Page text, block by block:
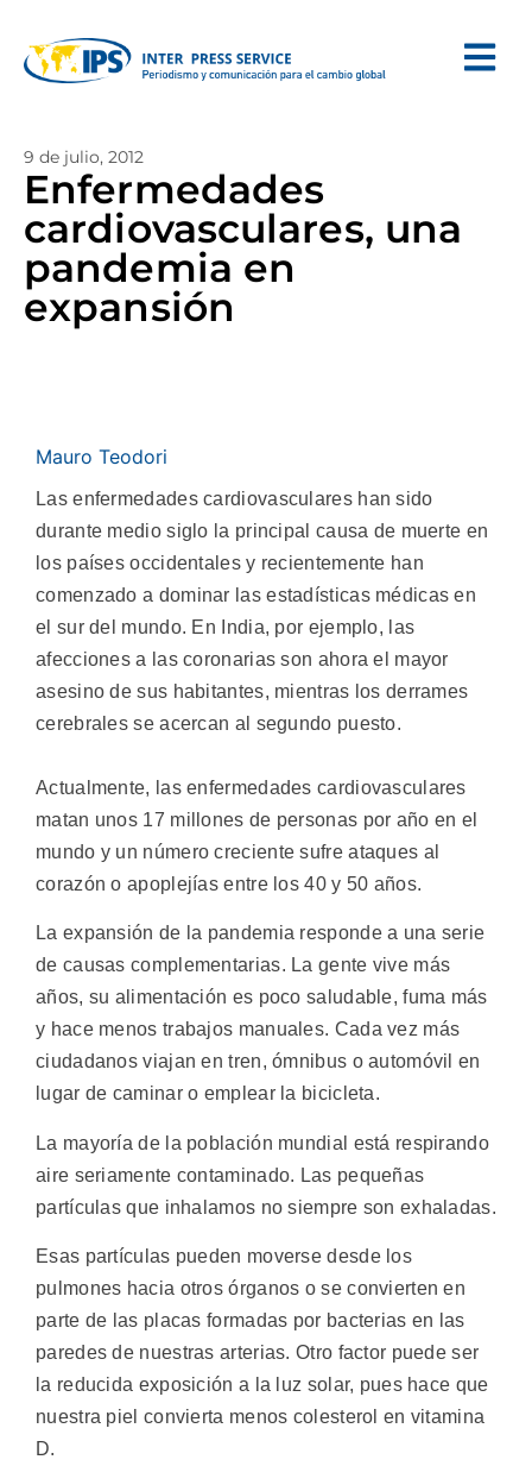
9 de julio, 2012
Enfermedades
cardiovasculares, una
pandemia en
expansión
Mauro Teodori
Las enfermedades cardiovasculares han sido
durante medio siglo la principal causa de muerte en
los países occidentales y recientemente han
comenzado a dominar las estadísticas médicas en
el sur del mundo. En India, por ejemplo, las
afecciones a las coronarias son ahora el mayor
asesino de sus habitantes, mientras los derrames
cerebrales se acercan al segundo puesto.
Actualmente, las enfermedades cardiovasculares
matan unos 17 millones de personas por año en el
mundo y un número creciente sufre ataques al
corazón o apoplejías entre los 40 y 50 años.
La expansión de la pandemia responde a una serie
de causas complementarias. La gente vive más
años, su alimentación es poco saludable, fuma más
y hace menos trabajos manuales. Cada vez más
ciudadanos viajan en tren, ómnibus o automóvil en
lugar de caminar o emplear la bicicleta.
La mayoría de la población mundial está respirando
aire seriamente contaminado. Las pequeñas
partículas que inhalamos no siempre son exhaladas.
Esas partículas pueden moverse desde los
pulmones hacia otros órganos o se convierten en
parte de las placas formadas por bacterias en las
paredes de nuestras arterias. Otro factor puede ser
la reducida exposición a la luz solar, pues hace que
nuestra piel convierta menos colesterol en vitamina
D.